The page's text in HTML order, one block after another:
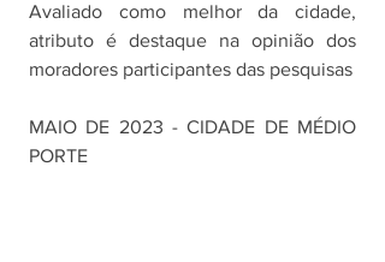
Avaliado como melhor da cidade,
atributo é destaque na opinião dos
moradores participantes das pesquisas
MAIO DE 2023 - CIDADE DE MÉDIO
PORTE